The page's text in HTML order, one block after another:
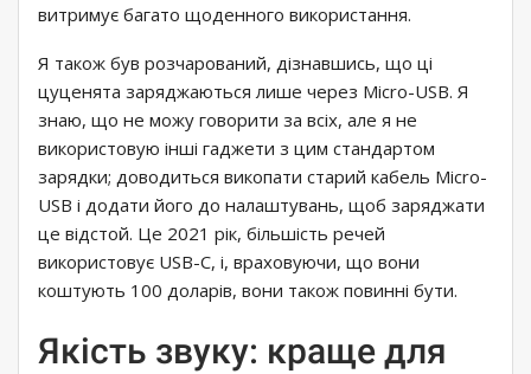
витримує багато щоденного використання.
Я також був розчарований, дізнавшись, що ці
цуценята заряджаються лише через Micro-USB. Я
знаю, що не можу говорити за всіх, але я не
використовую інші гаджети з цим стандартом
зарядки; доводиться викопати старий кабель Micro-
USB і додати його до налаштувань, щоб заряджати
це відстой. Це 2021 рік, більшість речей
використовує USB-C, і, враховуючи, що вони
коштують 100 доларів, вони також повинні бути.
Якість звуку: краще для